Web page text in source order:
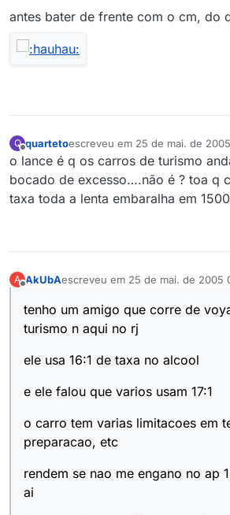
antes bater de frente com o cm, do
Q
Offline
quartetoescreveu em 25 de mai. de
última edição por
o lance é q os carros de turismo
bocado de excesso….não é ? toa q
taxa toda a lenta embaralha em
A AkUbAescreveu em 25 de mai. de 2005
última edição por
tenho um amigo que corre de
turismo n aqui no rj
ele usa 16:1 de taxa no alcool
e ele falou que varios usam 17:1
o carro tem varias limitacoes em
preparacao, etc
rendem se nao me engano no ap
ai